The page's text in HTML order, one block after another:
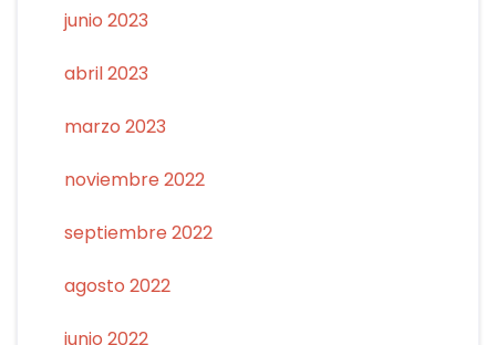
junio 2023
abril 2023
marzo 2023
noviembre 2022
septiembre 2022
agosto 2022
junio 2022